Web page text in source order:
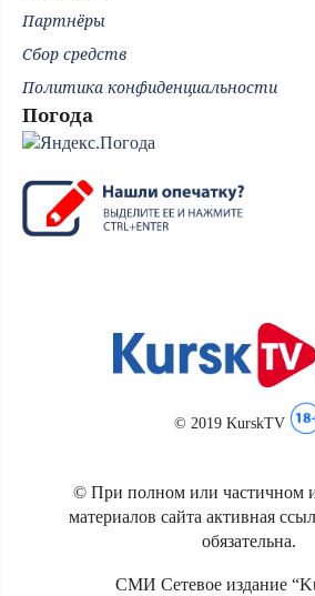
Партнёры
Сбор средств
Политика конфиденциальности
Погода
© 2019 KurskTV
© При полном или частичном
материалов сайта активная
обязательна.
СМИ Сетевое издание